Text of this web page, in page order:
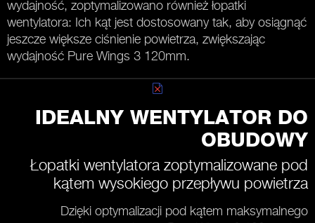
wydajność, zoptymalizowano również łopatki
wentylatora: Ich kąt jest dostosowany tak, aby osiągnąć
jeszcze większe ciśnienie powietrza, zwiększając
wydajność Pure Wings 3 120mm.
IDEALNY WENTYLATOR DO
OBUDOWY
Łopatki wentylatora zoptymalizowane pod
kątem wysokiego przepływu powietrza
Dzięki optymalizacji pod kątem maksymalnego